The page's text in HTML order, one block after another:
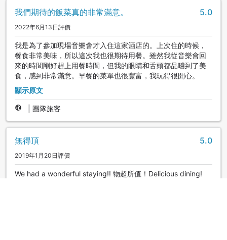
我們期待的飯菜真的非常滿意。 5.0
2022年6月13日評價
我是為了參加現場音樂會才入住這家酒店的。上次住的時候，
餐食非常美味，所以這次我也很期待用餐。雖然我從音樂會回
來的時間剛好趕上用餐時間，但我的眼睛和舌頭都品嚐到了美
食，感到非常滿意。早餐的菜單也很豐富，我玩得很開心。
顯示原文
團隊旅客
無得頂 5.0
2019年1月20日評價
We had a wonderful staying!! 物超所值！Delicious dining!